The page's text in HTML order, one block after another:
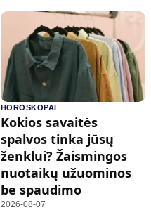
HOROSKOPAI
Kokios savaitės
spalvos tinka jūsų
ženklui? Žaismingos
nuotaikų užuominos
be spaudimo
2026-08-07